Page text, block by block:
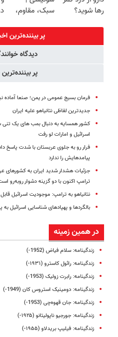
رها شوید؟
سبک، مقاوم،
رایگان+پرداخت
اقساطی😍
پر بیننده‌ترین
دیدگاه
پر
فرمان بسیج عمومی در یمن؛ صنعا آماده
جدیدترین لفاظی نتانیاهو علیه ایران
کشور همسایه به دنبال بمب های یک
اسرائیل و امارات لو رفت
فرار رو به جلوی عربستان با شدت پاسخ
پیامدهایش را ندارد
جزئیات هشدار شدید ایران به کشورهای
ترامپ اکنون با دو گزینه دشوار روبه‌رو
نتانیاهو به ترامپ: موجودیت اسرائیل
بالگردها و پهپادهای شناسایی اسرائیل به
در همین زمینه
زندگینامه: سلام فیاض (1952-)
زندگینامه: رائول کاسترو (۱۹۳۱-)
زندگینامه: رابرت‌ زولیک‌ (1953-)
زندگینامه: دومینیک استروس کان (1949-)
زندگینامه: جان قهوه‌چی (1953-)
زندگینامه: جورجیو ناپولیتانو (۱۹۲۵-)
زندگینامه: فیلیپ بریدلاو (۱۹۵۵-)